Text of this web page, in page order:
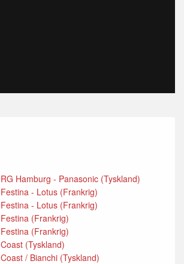
RG Hamburg - Panasonic (Tyskland)
Festina - Lotus (Frankrig)
Festina - Lotus (Frankrig)
Festina (Frankrig)
Festina (Frankrig)
Coast (Tyskland)
Coast / Bianchi (Tyskland)